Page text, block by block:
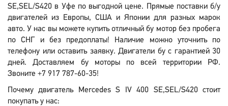
SE,SEL/S420 в Уфе по выгодной цене. Прямые поставки б/у
двигателей из Европы, США и Японии для разных марок
авто. У нас вы можете купить отличный бу мотор без пробега
по СНГ и без предоплаты! Наличие можно уточнить по
телефону или оставить заявку. Двигатели бу с гарантией 30
дней. Доставляем бу моторы по всей территории РФ.
Звоните +7 917 787-60-35!
Почему двигатель Mercedes S IV 400 SE,SEL/S420 стоит
покупать у нас: